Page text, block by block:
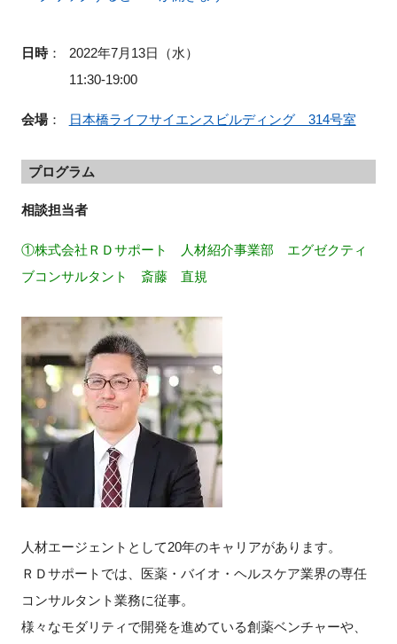
日時：
2022年7月13日（水）
11:30-19:00
会場： 日本橋ライフサイエンスビルディング 314号室
プログラム
相談担当者
①株式会社ＲＤサポート 人材紹介事業部 エグゼクティ
ブコンサルタント 斎藤 直規
人材エージェントとして20年のキャリアがあります。
ＲＤサポートでは、医薬・バイオ・ヘルスケア業界の専任
コンサルタント業務に従事。
様々なモダリティで開発を進めている創薬ベンチャーや、